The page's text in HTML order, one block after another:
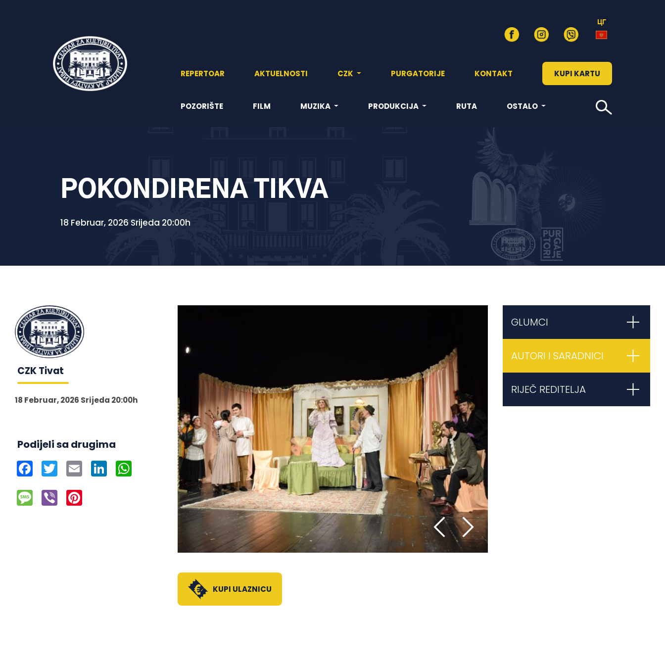
ЦГ
REPERTOAR AKTUELNOSTI CZK PURGATORIJE KONTAKT KUPI KARTU
POZORIŠTE FILM MUZIKA PRODUKCIJA RUTA OSTALO
POKONDIRENA TIKVA
18 Februar, 2026 Srijeda 20:00h
CZK Tivat
18 Februar, 2026 Srijeda 20:00h
Podijeli sa drugima
Facebook
Twitter Email LinkedIn
MessageViber
KUPI ULAZNICU
GLUMCI
AUTORI I SARADNICI
RIJEČ REDITELJA